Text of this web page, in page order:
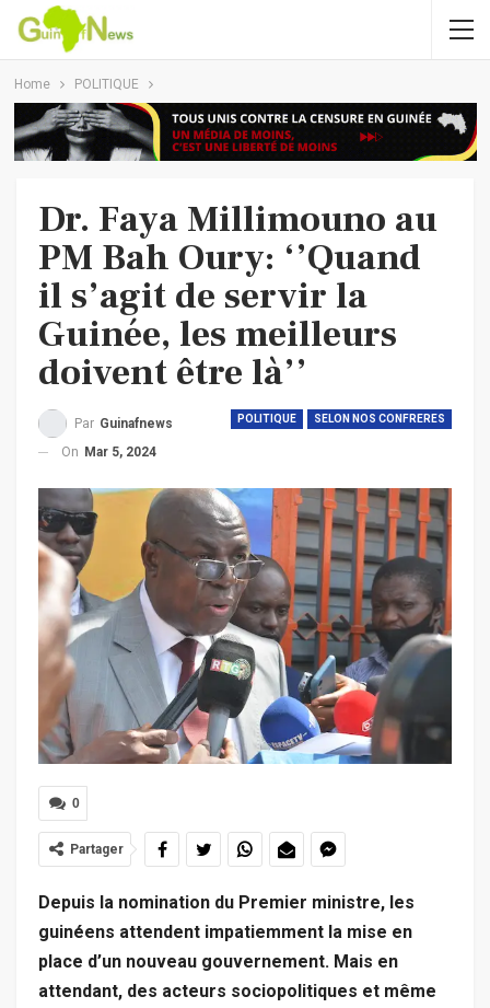
Home POLITIQUE
Dr. Faya Millimouno au
PM Bah Oury: ‘’Quand
il s’agit de servir la
Guinée, les meilleurs
doivent être là’’
POLITIQUE SELON NOS CONFRERES
Par Guinafnews
On Mar 5, 2024
0
Partager
Depuis la nomination du Premier ministre, les
guinéens attendent impatiemment la mise en
place d’un nouveau gouvernement. Mais en
attendant, des acteurs sociopolitiques et même